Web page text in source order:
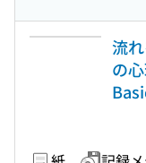
流
の